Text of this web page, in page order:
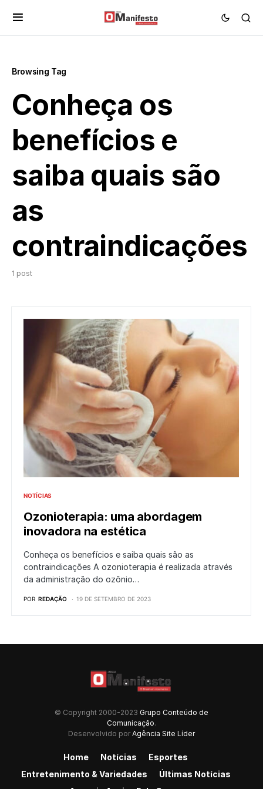
Browsing Tag
Conheça os
benefícios e
saiba quais são
as
contraindicações
1 post
NOTÍCIAS
Ozonioterapia: uma abordagem
inovadora na estética
Conheça os benefícios e saiba quais são as
contraindicações A ozonioterapia é realizada através
da administração do ozônio…
POR REDAÇÃO 19 DE SETEMBRO DE 2023
© Copyright 2000-2023 Grupo Conteúdo de
Comunicação.
Desenvolvido por Agência Site Líder
Home Notícias
Esportes
Entretenimento & Variedades
Últimas Notícias